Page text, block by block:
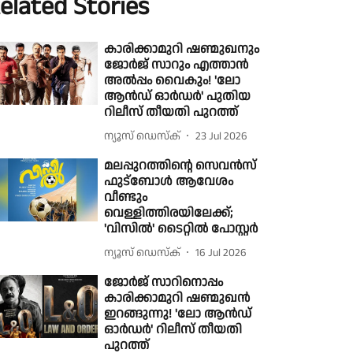
കാരിക്കാമുറി ഷണ്മുഖനും
ജോർജ് സാറും എത്താൻ
അൽപ്പം വൈകും! 'ലോ
ആൻഡ് ഓർഡർ' പുതിയ
റിലീസ് തീയതി പുറത്ത്
ന്യൂസ് ഡെസ്ക് 23 Jul 2026
മലപ്പുറത്തിന്റെ സെവൻസ്
ഫുട്ബോൾ ആവേശം
വീണ്ടും
വെള്ളിത്തിരയിലേക്ക്;
'വിസിൽ' ടൈറ്റിൽ പോസ്റ്റർ
ന്യൂസ് ഡെസ്ക് 16 Jul 2026
ജോർജ് സാറിനൊപ്പം
കാരിക്കാമുറി ഷണ്മുഖൻ
ഇറങ്ങുന്നു! 'ലോ ആൻഡ്
ഓർഡർ' റിലീസ് തീയതി
പുറത്ത്